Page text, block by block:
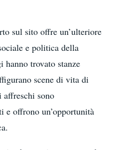
sul sito offre un’ulteriore
e politica della
trovato stanze
scene di vita di
sono
e offrono un’opportunità